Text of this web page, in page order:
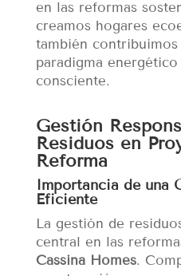
en las reformas
creamos hogares
también
paradigma
consciente.
Gestión
Residuos en
Reforma
Importancia de una
Eficiente
La gestión de
central en las
Cassina Homes.